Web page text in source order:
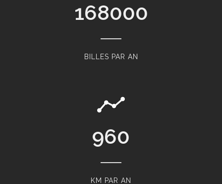
168000
BILLES PAR AN
960
KM PAR AN